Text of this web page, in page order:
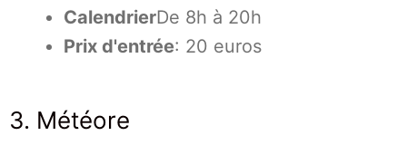
CalendrierDe 8h à 20h
Prix d'entrée: 20 euros
3. Météore